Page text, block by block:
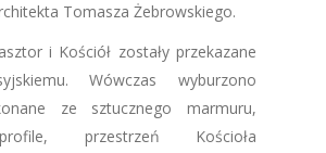
Tomasza Żebrowskiego.
i Kościół zostały przekazane
Wówczas wyburzono
ze sztucznego marmuru,
przestrzeń Kościoła